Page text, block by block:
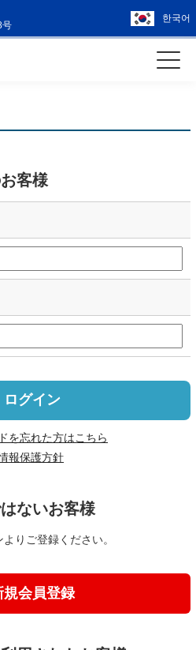
号
한국어
客様
ログイン
を忘れた方はこちら
報保護方針
ないお客様
りご登録ください。
規会員登録